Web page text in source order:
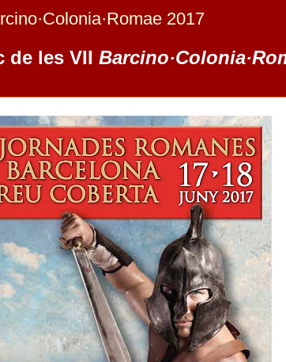
2017
de les VII